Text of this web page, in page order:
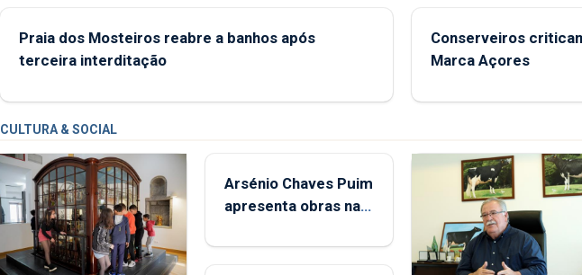
Praia dos Mosteiros reabre a banhos após
terceira interditação
Conserveiros
Marca Açores
CULTURA & SOCIAL
Arsénio Chaves Puim
apresenta obras na
Porto